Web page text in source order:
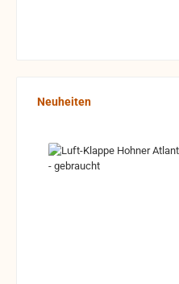
Produktgalerie überspringen
Neuheiten